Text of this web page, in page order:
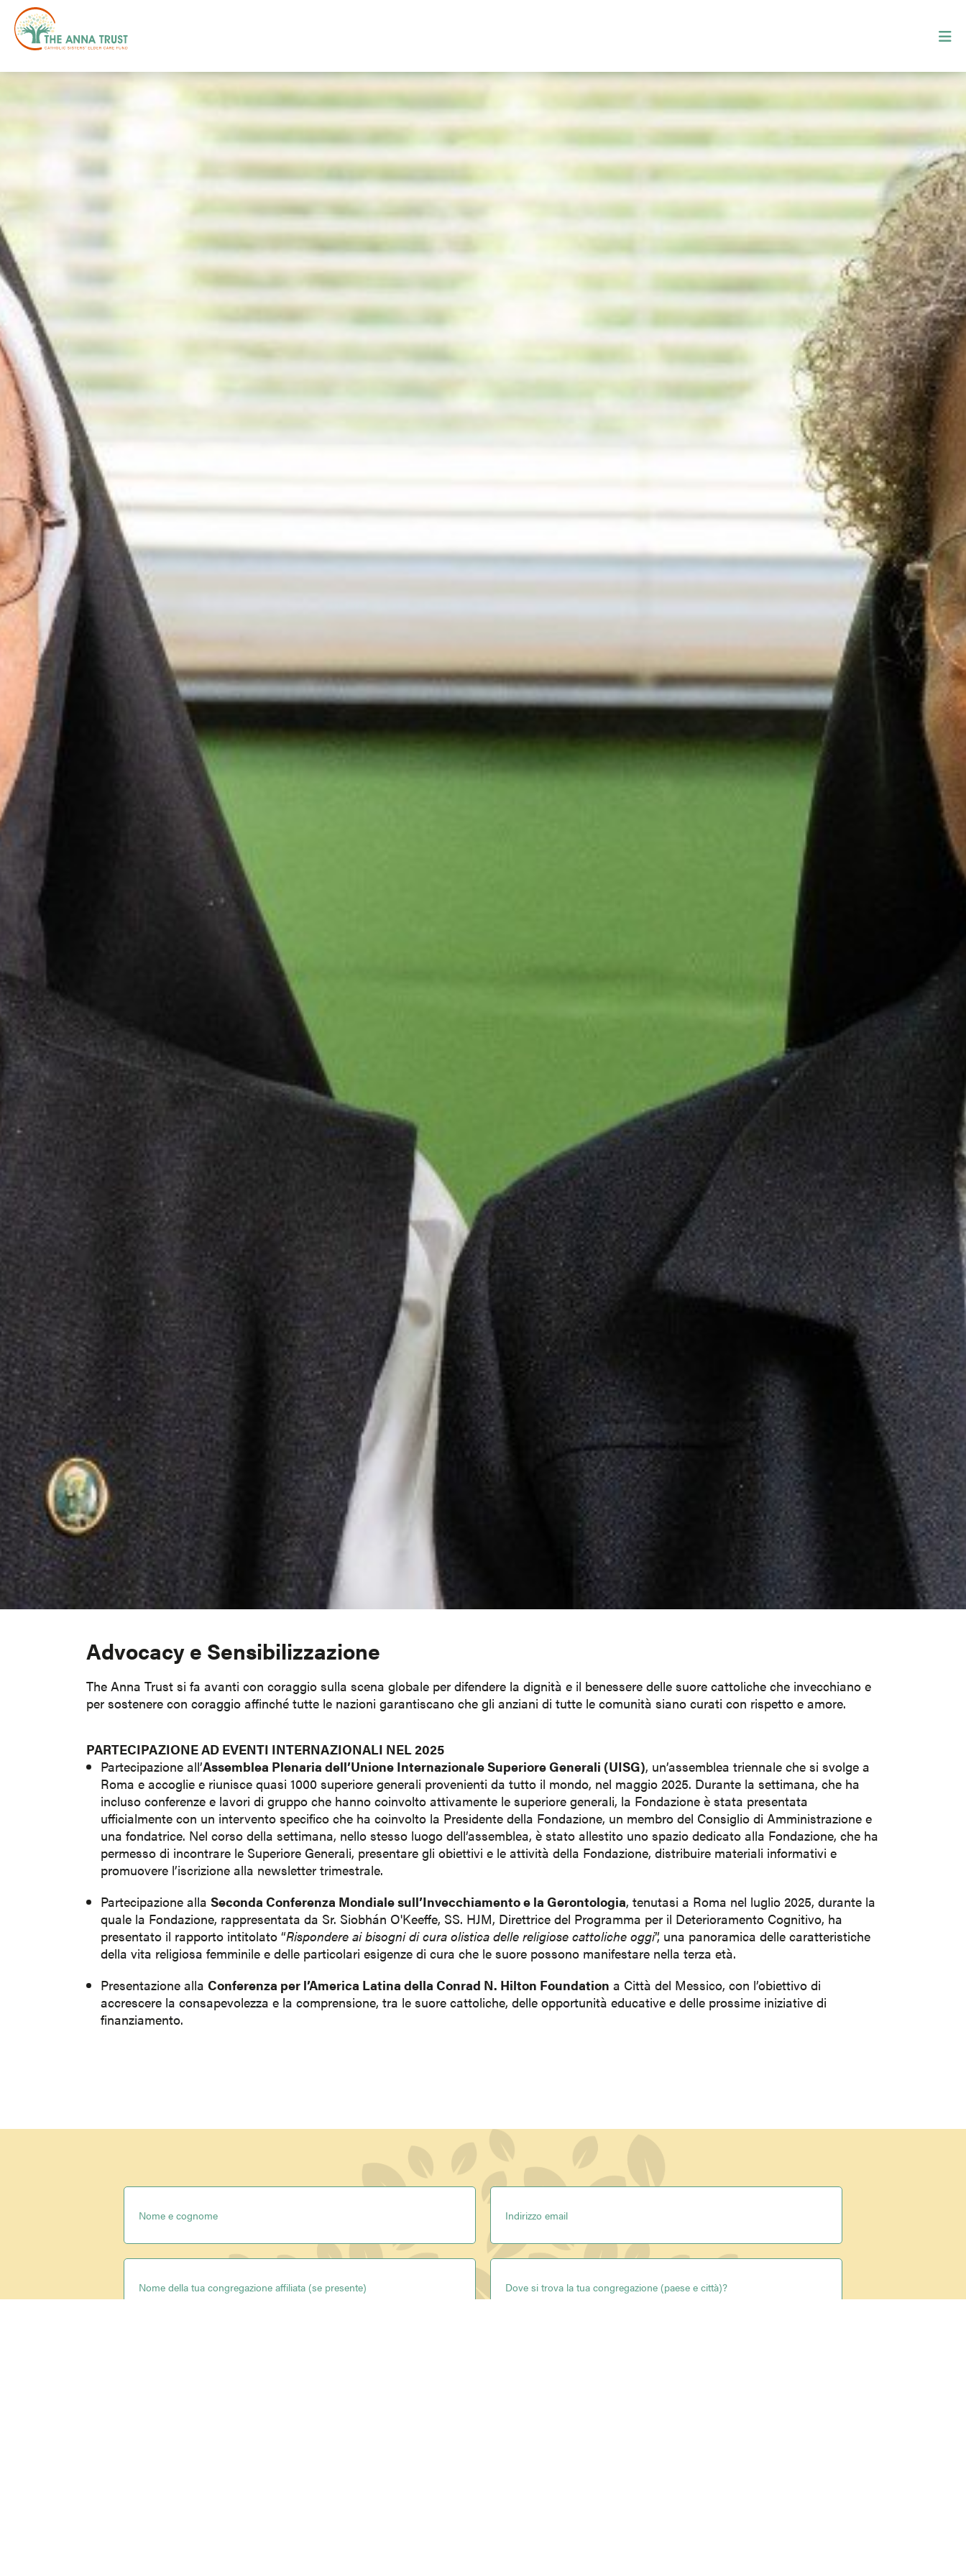
Advocacy e Sensibilizzazione
The Anna Trust si fa avanti con coraggio sulla scena globale per difendere la dignità e il benessere delle suore cattoliche che invecchiano e
per sostenere con coraggio affinché tutte le nazioni garantiscano che gli anziani di tutte le comunità siano curati con rispetto e amore.
PARTECIPAZIONE AD EVENTI INTERNAZIONALI NEL 2025
Partecipazione all’Assemblea Plenaria dell’Unione Internazionale Superiore Generali (UISG), un’assemblea triennale che si svolge a
Roma e accoglie e riunisce quasi 1000 superiore generali provenienti da tutto il mondo, nel maggio 2025. Durante la settimana, che ha
incluso conferenze e lavori di gruppo che hanno coinvolto attivamente le superiore generali, la Fondazione è stata presentata
ufficialmente con un intervento specifico che ha coinvolto la Presidente della Fondazione, un membro del Consiglio di Amministrazione e
una fondatrice. Nel corso della settimana, nello stesso luogo dell’assemblea, è stato allestito uno spazio dedicato alla Fondazione, che ha
permesso di incontrare le Superiore Generali, presentare gli obiettivi e le attività della Fondazione, distribuire materiali informativi e
promuovere l’iscrizione alla newsletter trimestrale.
Partecipazione alla Seconda Conferenza Mondiale sull’Invecchiamento e la Gerontologia, tenutasi a Roma nel luglio 2025, durante la
quale la Fondazione, rappresentata da Sr. Siobhán O'Keeffe, SS. HJM, Direttrice del Programma per il Deterioramento Cognitivo, ha
presentato il rapporto intitolato “Rispondere ai bisogni di cura olistica delle religiose cattoliche oggi”, una panoramica delle caratteristiche
della vita religiosa femminile e delle particolari esigenze di cura che le suore possono manifestare nella terza età.
Presentazione alla Conferenza per l’America Latina della Conrad N. Hilton Foundation a Città del Messico, con l’obiettivo di
accrescere la consapevolezza e la comprensione, tra le suore cattoliche, delle opportunità educative e delle prossime iniziative di
finanziamento.